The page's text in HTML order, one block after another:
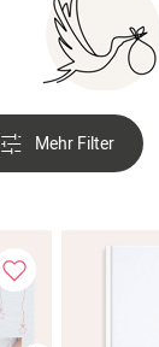
Mehr Filter